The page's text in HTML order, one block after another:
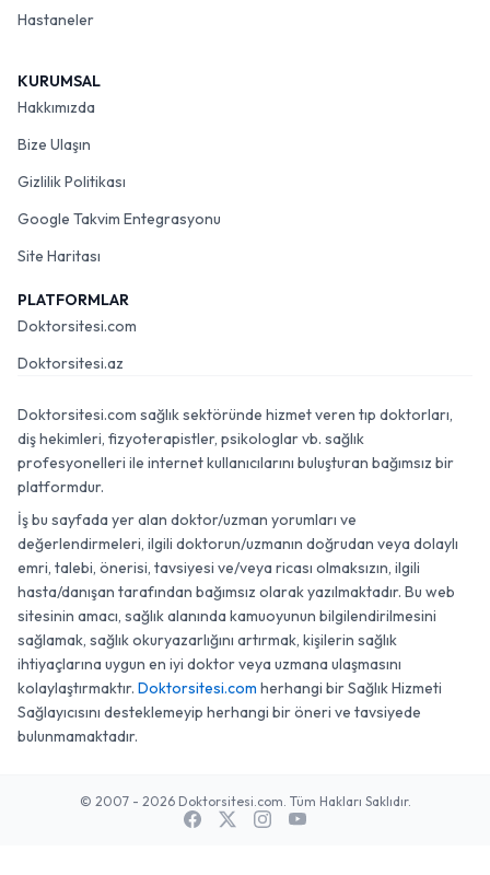
Hastaneler
KURUMSAL
Hakkımızda
Bize Ulaşın
Gizlilik Politikası
Google Takvim Entegrasyonu
Site Haritası
PLATFORMLAR
Doktorsitesi.com
Doktorsitesi.az
Doktorsitesi.com sağlık sektöründe hizmet veren tıp doktorları,
diş hekimleri, fizyoterapistler, psikologlar vb. sağlık
profesyonelleri ile internet kullanıcılarını buluşturan bağımsız bir
platformdur.
İş bu sayfada yer alan doktor/uzman yorumları ve
değerlendirmeleri, ilgili doktorun/uzmanın doğrudan veya dolaylı
emri, talebi, önerisi, tavsiyesi ve/veya ricası olmaksızın, ilgili
hasta/danışan tarafından bağımsız olarak yazılmaktadır. Bu web
sitesinin amacı, sağlık alanında kamuoyunun bilgilendirilmesini
sağlamak, sağlık okuryazarlığını artırmak, kişilerin sağlık
ihtiyaçlarına uygun en iyi doktor veya uzmana ulaşmasını
kolaylaştırmaktır. Doktorsitesi.com herhangi bir Sağlık Hizmeti
Sağlayıcısını desteklemeyip herhangi bir öneri ve tavsiyede
bulunmamaktadır.
© 2007 - 2026 Doktorsitesi.com. Tüm Hakları Saklıdır.